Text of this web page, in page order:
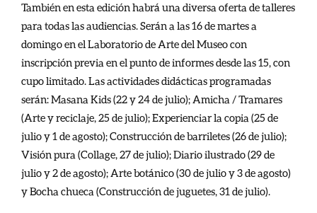
También en esta edición habrá una diversa oferta de talleres
para todas las audiencias. Serán a las 16 de martes a
domingo en el Laboratorio de Arte del Museo con
inscripción previa en el punto de informes desde las 15, con
cupo limitado. Las actividades didácticas programadas
serán: Masana Kids (22 y 24 de julio); Amicha / Tramares
(Arte y reciclaje, 25 de julio); Experienciar la copia (25 de
julio y 1 de agosto); Construcción de barriletes (26 de julio);
Visión pura (Collage, 27 de julio); Diario ilustrado (29 de
julio y 2 de agosto); Arte botánico (30 de julio y 3 de agosto)
y Bocha chueca (Construcción de juguetes, 31 de julio).